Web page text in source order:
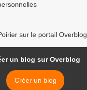
sur le portail Overblog
un blog sur Overblog
Créer un blog